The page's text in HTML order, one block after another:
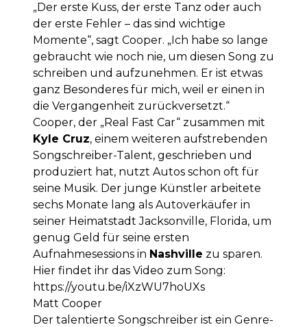
„Der erste Kuss, der erste Tanz oder auch
der erste Fehler – das sind wichtige
Momente“, sagt Cooper. „Ich habe so lange
gebraucht wie noch nie, um diesen Song zu
schreiben und aufzunehmen. Er ist etwas
ganz Besonderes für mich, weil er einen in
die Vergangenheit zurückversetzt.“
Cooper, der „Real Fast Car“ zusammen mit
Kyle Cruz, einem weiteren aufstrebenden
Songschreiber-Talent, geschrieben und
produziert hat, nutzt Autos schon oft für
seine Musik. Der junge Künstler arbeitete
sechs Monate lang als Autoverkäufer in
seiner Heimatstadt Jacksonville, Florida, um
genug Geld für seine ersten
Aufnahmesessions in Nashville zu sparen.
Hier findet ihr das Video zum Song:
https://youtu.be/iXzWU7hoUXs
Matt Cooper
Der talentierte Songschreiber ist ein Genre-